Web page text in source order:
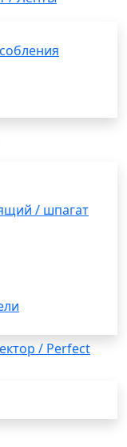
/ шпагат
/ Perfect